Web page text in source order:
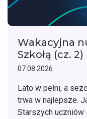
Wakacyjna
Szkołą (cz. 2)
07.08.2026
Lato w pełni, a
trwa w najlepsze.
Starszych uczniów